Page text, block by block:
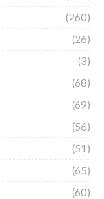
(260)
(26)
(3)
(68)
(69)
(56)
(51)
(65)
(60)